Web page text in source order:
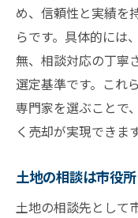
め、信頼性と実績を
らです。具体的には
無、相談対応の丁寧
選定基準です。これ
専門家を選ぶことで
く売却が実現できます
土地の相談は市役
土地の相談先として